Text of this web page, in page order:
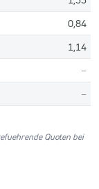
0,84
1,14
–
–
Quoten bei